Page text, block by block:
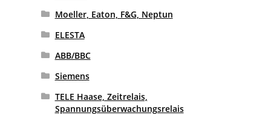
Moeller, Eaton, F&G, Neptun
ELESTA
ABB/BBC
Siemens
TELE Haase, Zeitrelais,
Spannungsüberwachungsrelais